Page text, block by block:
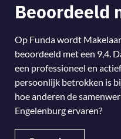
Beoordeeld
Op Funda wordt
beoordeeld met een 9,4.
een professioneel en
persoonlijk betrokken is
hoe anderen de
Engelenburg ervaren?